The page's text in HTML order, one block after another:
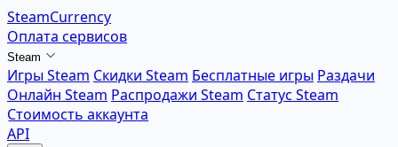
SteamCurrency
Оплата сервисов
Steam
Игры Steam Скидки Steam Бесплатные игры Раздачи
Онлайн Steam Распродажи Steam Статус Steam
Стоимость аккаунта
API